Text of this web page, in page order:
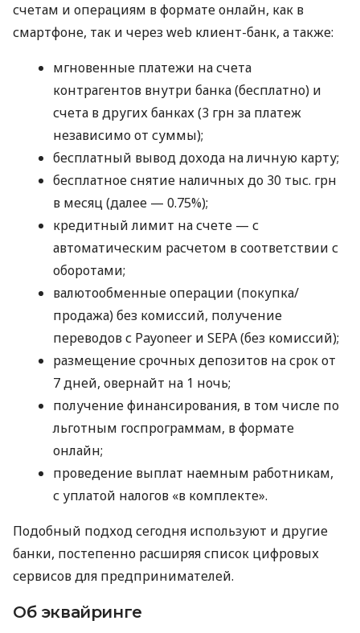
счетам и операциям в формате онлайн, как в
смартфоне, так и через web клиент-банк, а также:
мгновенные платежи на счета
контрагентов внутри банка (бесплатно) и
счета в других банках (3 грн за платеж
независимо от суммы);
бесплатный вывод дохода на личную карту;
бесплатное снятие наличных до 30 тыс. грн
в месяц (далее — 0.75%);
кредитный лимит на счете — с
автоматическим расчетом в соответствии с
оборотами;
валютообменные операции (покупка/
продажа) без комиссий, получение
переводов с Payoneer и SEPA (без комиссий);
размещение срочных депозитов на срок от
7 дней, овернайт на 1 ночь;
получение финансирования, в том числе по
льготным госпрограммам, в формате
онлайн;
проведение выплат наемным работникам,
с уплатой налогов «в комплекте».
Подобный подход сегодня используют и другие
банки, постепенно расширяя список цифровых
сервисов для предпринимателей.
Об эквайринге